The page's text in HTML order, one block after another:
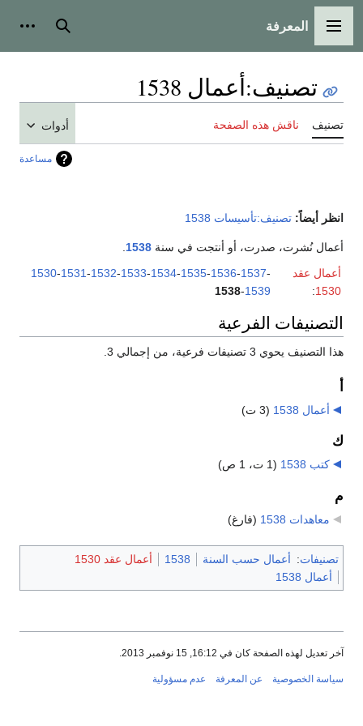
القائمة الرئيسية
المعرفة بحث
تصنيف:أعمال 1538
تصنيف ناقش هذه الصفحة أدوات
مساعدة
انظر أيضاً: تصنيف:تأسيسات 1538
أعمال نُشرت، صدرت، أو أنتجت في سنة 1538
أعمال عقد
1530
:
1530-1531-1532-1533-1534-1535-1536-1537-
1538-1539
التصنيفات الفرعية
هذا التصنيف يحوي 3 تصنيفات فرعية، من إجمالي 3.
أعمال 1538 (3 ت)
ك
كتب 1538 (1 ت، 1 ص)
م
معاهدات 1538 (فارغ)
تصنيفات: أعمال حسب السنة 1538
أعمال عقد 1530
أعمال 1538
آخر تعديل لهذه الصفحة كان في 16:12, 15 نوفمبر 2013.
سياسة الخصوصية عن المعرفة عدم مسؤولية